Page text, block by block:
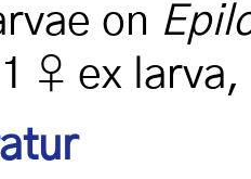
on
♀ ex